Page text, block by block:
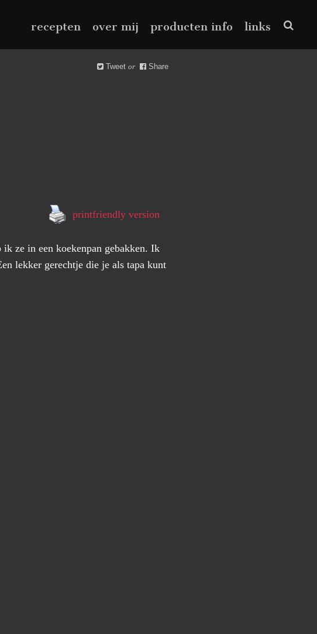
recepten over mij producten info links
Tweet or Share
printfriendly version
ze in een koekenpan gebakken. Ik
lekker gerechtje die je als tapa kunt